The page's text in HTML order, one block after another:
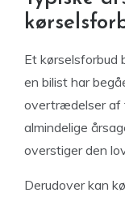
Et kørselsforbud
en bilist har
overtrædelser af
almindelige
overstiger den
Derudover kan